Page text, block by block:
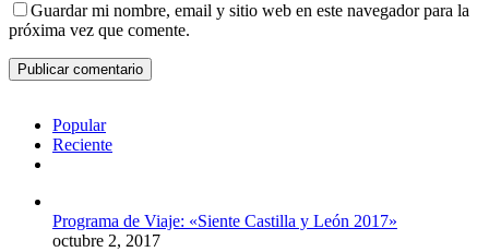
Guardar mi nombre, email y sitio web en este navegador para la
próxima vez que comente.
Popular
Reciente
Programa de Viaje: «Siente Castilla y León 2017»
octubre 2, 2017